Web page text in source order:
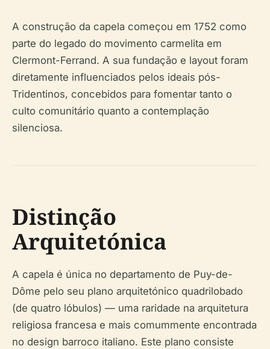
A construção da capela começou em 1752 como
parte do legado do movimento carmelita em
Clermont-Ferrand. A sua fundação e layout foram
diretamente influenciados pelos ideais pós-
Tridentinos, concebidos para fomentar tanto o
culto comunitário quanto a contemplação
silenciosa.
Distinção
Arquitetónica
A capela é única no departamento de Puy-de-
Dôme pelo seu plano arquitetónico quadrilobado
(de quatro lóbulos) — uma raridade na arquitetura
religiosa francesa e mais comummente encontrada
no design barroco italiano. Este plano consiste